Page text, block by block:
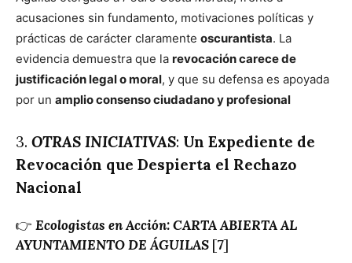
acusaciones sin fundamento, motivaciones políticas y
prácticas de carácter claramente oscurantista. La
evidencia demuestra que la revocación carece de
justificación legal o moral, y que su defensa es apoyada
por un amplio consenso ciudadano y profesional
3. OTRAS INICIATIVAS: Un Expediente de
Revocación que Despierta el Rechazo
Nacional
👉 Ecologistas en Acción: CARTA ABIERTA AL
AYUNTAMIENTO DE ÁGUILAS [7]